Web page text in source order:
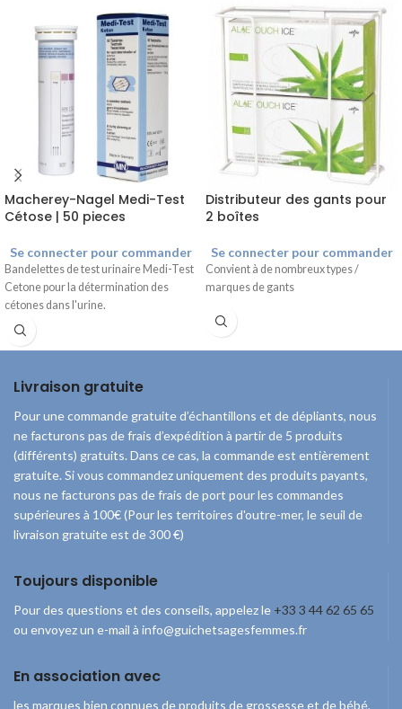
Macherey-Nagel Medi-Test
Cétose | 50 pieces
Se connecter pour commander
Bandelettes de test urinaire Medi-Test
Cetone pour la détermination des
cétones dans l'urine.
Distributeur des gants pour
2 boîtes
Se connecter pour commander
Convient à de nombreux types /
marques de gants
Livraison gratuite
Pour une commande gratuite d’échantillons et de dépliants, nous
ne facturons pas de frais d’expédition à partir de 5 produits
(différents) gratuits. Dans ce cas, la commande est entièrement
gratuite. Si vous commandez uniquement des produits payants,
nous ne facturons pas de frais de port pour les commandes
supérieures à 100€ (Pour les territoires d'outre-mer, le seuil de
livraison gratuite est de 300 €)
Toujours disponible
Pour des questions et des conseils, appelez le +33 3 44 62 65 65
ou envoyez un e-mail à info@guichetsagesfemmes.fr
En association avec
les marques bien connues de produits de grossesse et de bébé,